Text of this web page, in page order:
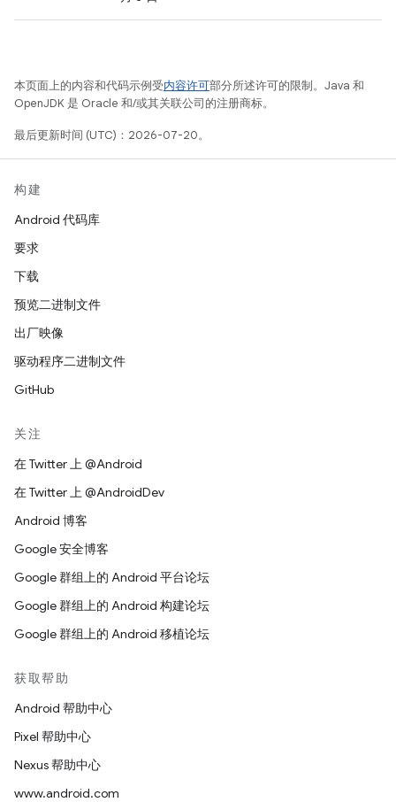
本页面上的内容和代码示例受内容许可部分所述许可的限制。Java 和
OpenJDK 是 Oracle 和/或其关联公司的注册商标。
最后更新时间 (UTC)：2026-07-20。
构建
Android 代码库
要求
下载
预览二进制文件
出厂映像
驱动程序二进制文件
GitHub
关注
在 Twitter 上 @Android
在 Twitter 上 @AndroidDev
Android 博客
Google 安全博客
Google 群组上的 Android 平台论坛
Google 群组上的 Android 构建论坛
Google 群组上的 Android 移植论坛
获取帮助
Android 帮助中心
Pixel 帮助中心
Nexus 帮助中心
www.android.com